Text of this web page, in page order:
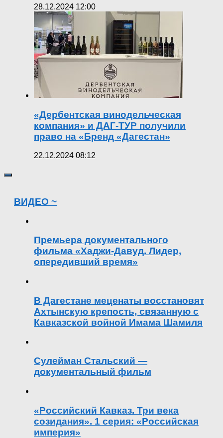
28.12.2024 12:00
«Дербентская винодельческая
компания» и ДАГ-ТУР получили
право на «Бренд «Дагестан»
22.12.2024 08:12
ВИДЕО ~
Премьера документального
фильма «Хаджи-Давуд. Лидер,
опередивший время»
В Дагестане меценаты восстановят
Ахтынскую крепость, связанную с
Кавказской войной Имама Шамиля
Сулейман Стальский —
документальный фильм
«Российский Кавказ. Три века
созидания». 1 серия: «Российская
империя»